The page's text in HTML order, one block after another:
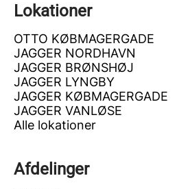
Lokationer
OTTO KØBMAGERGADE
JAGGER NORDHAVN
JAGGER BRØNSHØJ
JAGGER LYNGBY
JAGGER KØBMAGERGADE
JAGGER VANLØSE
Alle lokationer
Afdelinger